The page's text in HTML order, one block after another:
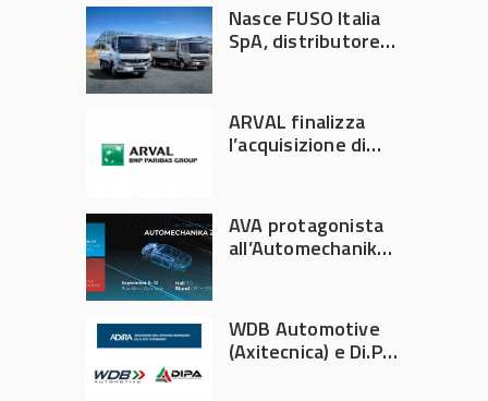
Nasce FUSO Italia
SpA, distributore
ARVAL finalizza
l’acquisizione di
AVA protagonista
all’Automechanika
WDB Automotive
(Axitecnica) e Di.Pa.